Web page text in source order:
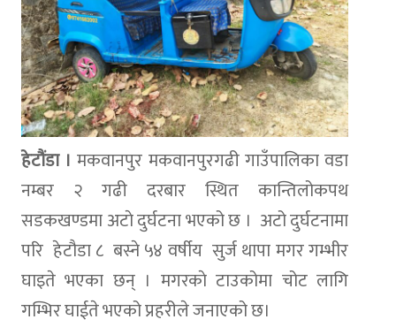
हेटौंडा । मकवानपुर मकवानपुरगढी गाउँपालिका वडा
नम्बर २ गढी दरबार स्थित कान्तिलोकपथ
सडकखण्डमा अटाे दुर्घटना भएको छ । अटो दुर्घटनामा
परि हेटौडा ८ बस्ने ५४ वर्षीय सुर्ज थापा मगर गम्भीर
घाइते भएका छन् । मगरकाे टाउकोमा चोट लागि
गम्भिर घाईते भएको प्रहरीले जनाएको छ।